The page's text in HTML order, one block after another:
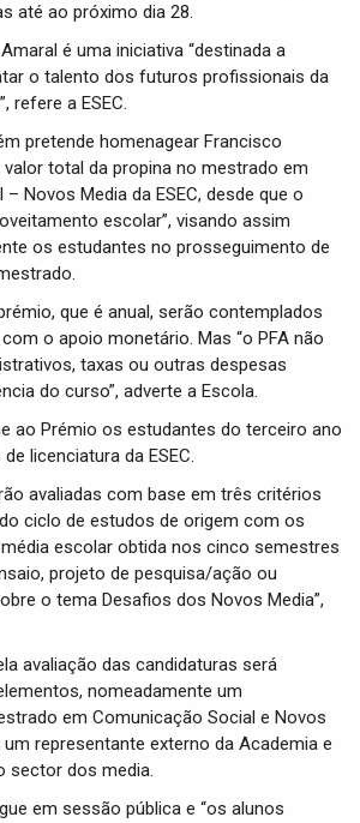
até ao próximo dia 28.
é uma iniciativa “destinada a
o talento dos futuros profissionais da
refere a ESEC.
pretende homenagear Francisco
valor total da propina no mestrado em
Novos Media da ESEC, desde que o
escolar”, visando assim
os estudantes no prosseguimento de
que é anual, serão contemplados
o apoio monetário. Mas “o PFA não
taxas ou outras despesas
do curso”, adverte a Escola.
ao Prémio os estudantes do terceiro ano
licenciatura da ESEC.
avaliadas com base em três critérios
ciclo de estudos de origem com os
escolar obtida nos cinco semestres
projeto de pesquisa/ação ou
o tema Desafios dos Novos Media”,
avaliação das candidaturas será
nomeadamente um
em Comunicação Social e Novos
um representante externo da Academia e
sector dos media.
em sessão pública e “os alunos